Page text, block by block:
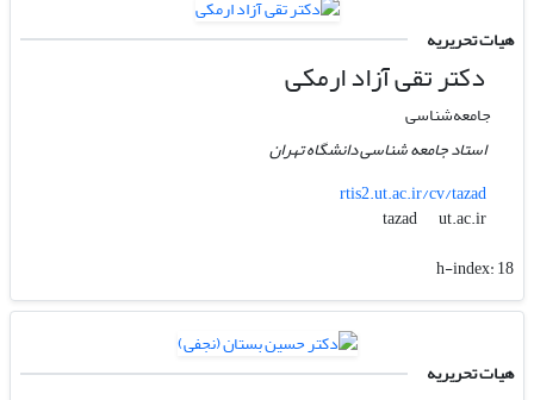
هیات تحریریه
دکتر تقی آزاد ارمکی
جامعه‌شناسی
استاد جامعه شناسی دانشگاه تهران
rtis2.ut.ac.ir/cv/tazad
tazad
ut.ac.ir
h-index:18
هیات تحریریه